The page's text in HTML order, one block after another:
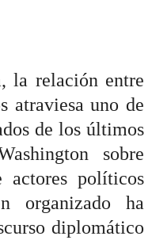
la relación entre
atraviesa uno de
de los últimos
sobre
actores políticos
organizado ha
diplomático